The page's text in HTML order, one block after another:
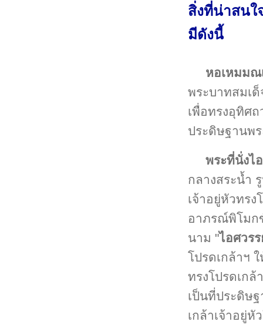
สิ่งที่น่าสนใ
มีดังนี้
หอเหมมณ
พระบาทสมเด็
เพื่อทรงอุทิศ
ประดิษฐานพ
พระที่นั่งไ
กลางสระน้ำ
เจ้าอยู่หัวทร
อาภรณ์พิโมก
นาม "ไอศวร
โปรดเกล้าฯ
ทรงโปรดเก
เป็นที่ประดิษ
เกล้าเจ้าอยู่